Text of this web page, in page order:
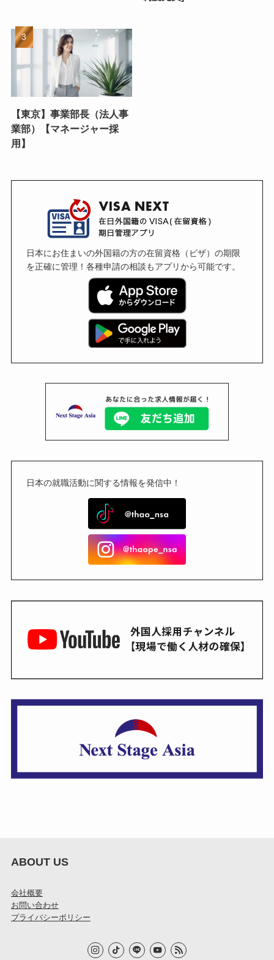
【東京】事業部長（法人事
業部）【マネージャー採
用】
日本にお住まいの外国籍の方の在留資格（ビザ）の期限
を正確に管理！各種申請の相談もアプリから可能です。
日本の就職活動に関する情報を発信中！
ABOUT US
会社概要
お問い合わせ
プライバシーポリシー